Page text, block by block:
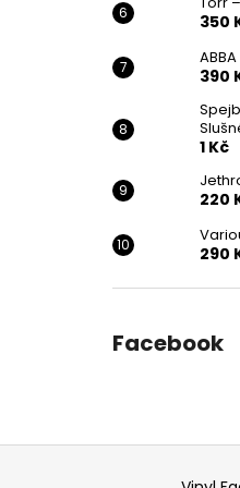
350
390
1 Kč
220
290
Facebook
Z